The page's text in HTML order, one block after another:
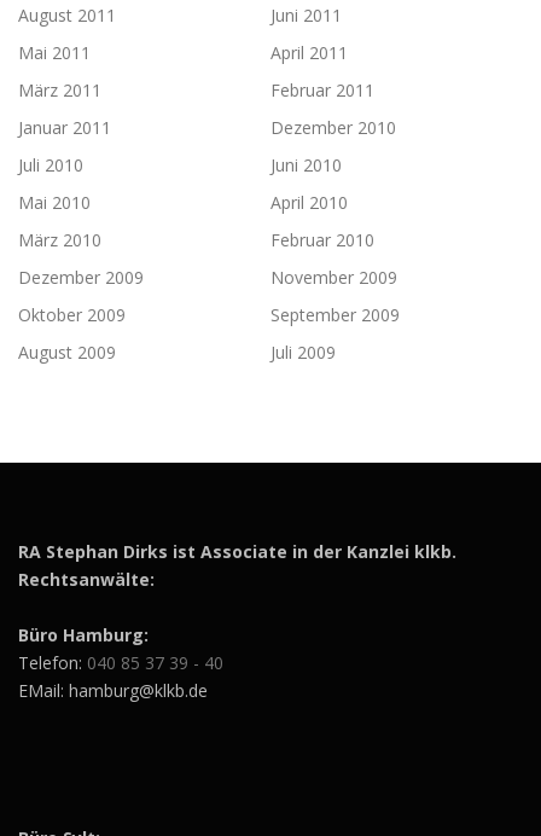
August 2011
Juni 2011
Mai 2011
April 2011
März 2011
Februar 2011
Januar 2011
Dezember 2010
Juli 2010
Juni 2010
Mai 2010
April 2010
März 2010
Februar 2010
Dezember 2009
November 2009
Oktober 2009
September 2009
August 2009
Juli 2009
RA Stephan Dirks ist Associate in der Kanzlei klkb.
Rechtsanwälte:
Büro Hamburg:
Telefon: 040 85 37 39 - 40
EMail: hamburg@klkb.de